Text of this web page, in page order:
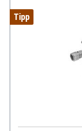
Tipp